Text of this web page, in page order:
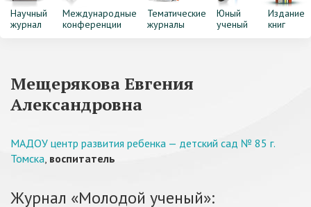
Научный
журнал
Международные
конференции
Тематические
журналы
Юный
ученый
Издание
книг
Мещерякова Евгения
Александровна
МАДОУ центр развития ребенка — детский сад № 85 г.
Томска, воспитатель
Журнал «Молодой ученый»: